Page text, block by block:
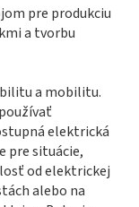
pre produkciu
a tvorbu
a mobilitu.
elektrická
pre situácie,
od elektrickej
alebo na